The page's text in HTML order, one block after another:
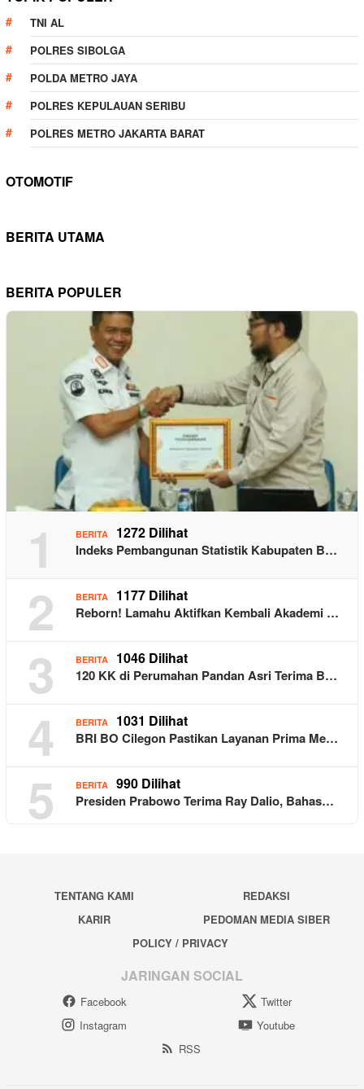
TNI AL
POLRES SIBOLGA
POLDA METRO JAYA
POLRES KEPULAUAN SERIBU
POLRES METRO JAKARTA BARAT
OTOMOTIF
BERITA UTAMA
BERITA POPULER
1 BERITA 1272 Dilihat
Indeks Pembangunan Statistik Kabupaten B…
2 BERITA 1177 Dilihat
Reborn! Lamahu Aktifkan Kembali Akademi …
3 BERITA 1046 Dilihat
120 KK di Perumahan Pandan Asri Terima B…
4 BERITA 1031 Dilihat
BRI BO Cilegon Pastikan Layanan Prima Me…
5 BERITA 990 Dilihat
Presiden Prabowo Terima Ray Dalio, Bahas…
TENTANG KAMI
REDAKSI
KARIR
PEDOMAN MEDIA SIBER
POLICY / PRIVACY
JARINGAN SOCIAL
Facebook
Twitter
Instagram
Youtube
RSS